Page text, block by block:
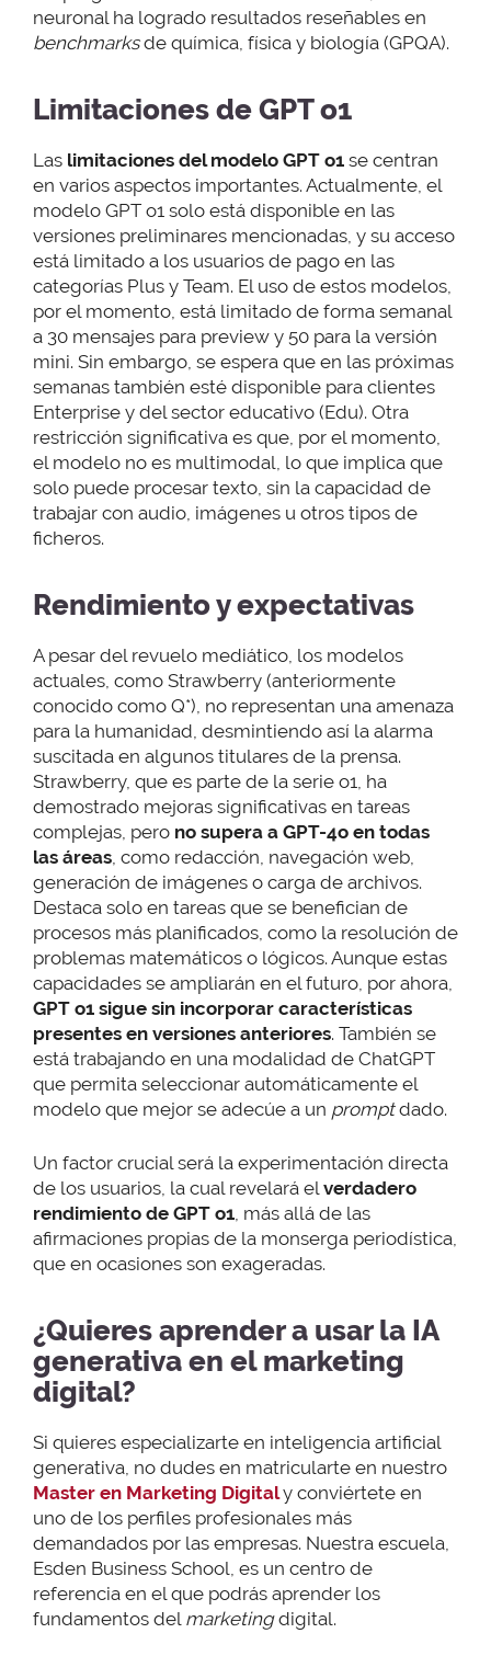
neuronal ha logrado resultados reseñables en
benchmarksde química, física y biología (GPQA).
Limitaciones de GPT o1
Las limitaciones del modelo GPT o1 se centran
en varios aspectos importantes. Actualmente, el
modelo GPT o1 solo está disponible en las
versiones preliminares mencionadas, y su acceso
está limitado a los usuarios de pago en las
categorías Plus y Team. El uso de estos modelos,
por el momento, está limitado de forma semanal
a 30 mensajes para preview y 50 para la versión
mini. Sin embargo, se espera que en las próximas
semanas también esté disponible para clientes
Enterprise y del sector educativo (Edu). Otra
restricción significativa es que, por el momento,
el modelo no es multimodal, lo que implica que
solo puede procesar texto, sin la capacidad de
trabajar con audio, imágenes u otros tipos de
ficheros.
Rendimiento y expectativas
A pesar del revuelo mediático, los modelos
actuales, como Strawberry (anteriormente
conocido como Q*), no representan una amenaza
para la humanidad, desmintiendo así la alarma
suscitada en algunos titulares de la prensa.
Strawberry, que es parte de la serie o1, ha
demostrado mejoras significativas en tareas
complejas, pero no supera a GPT-4o en todas
las áreas, como redacción, navegación web,
generación de imágenes o carga de archivos.
Destaca solo en tareas que se benefician de
procesos más planificados, como la resolución de
problemas matemáticos o lógicos. Aunque estas
capacidades se ampliarán en el futuro, por ahora,
GPT o1 sigue sin incorporar características
presentes en versiones anteriores. También se
está trabajando en una modalidad de ChatGPT
que permita seleccionar automáticamente el
modelo que mejor se adecúe a un promptdado.
Un factor crucial será la experimentación directa
de los usuarios, la cual revelará el verdadero
rendimiento de GPT o1 , más allá de las
afirmaciones propias de la monserga periodística,
que en ocasiones son exageradas.
¿Quieres aprender a usar la IA
generativa en el marketing
digital?
Si quieres especializarte en inteligencia artificial
generativa, no dudes en matricularte en nuestro
Master en Marketing Digital y conviértete en
uno de los perfiles profesionales más
demandados por las empresas. Nuestra escuela,
Esden Business School, es un centro de
referencia en el que podrás aprender los
fundamentos del marketingdigital.